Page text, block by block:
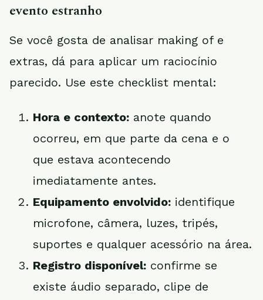
evento estranho
Se você gosta de analisar making of e
extras, dá para aplicar um raciocínio
parecido. Use este checklist mental:
Hora e contexto: anote quando
ocorreu, em que parte da cena e o
que estava acontecendo
imediatamente antes.
Equipamento envolvido: identifique
microfone, câmera, luzes, tripés,
suportes e qualquer acessório na área.
Registro disponível: confirme se
existe áudio separado, clipe de